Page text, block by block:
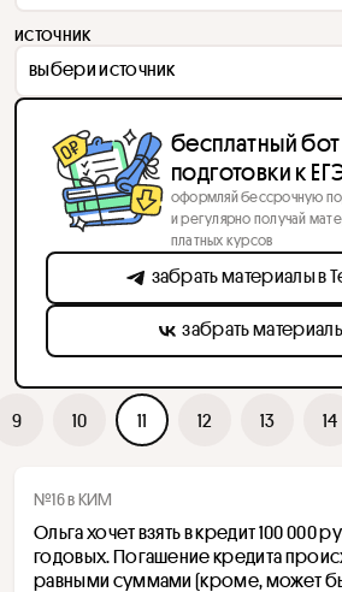
источник
выбери источник
9 10 11 12 13 14
№16 в КИМ
Ольга хочет взять в кредит 100 000
годовых. Погашение кредита
равными суммами (кроме, может
бесплатный
подготовки к
оформляй бессрочную
и регулярно получай
платных курсов
забрать материалы в
забрать